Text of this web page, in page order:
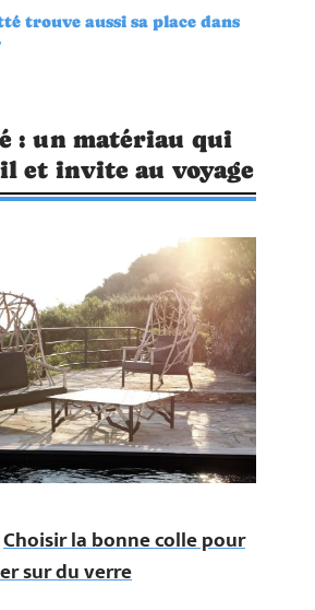
trouve aussi sa place dans
: un matériau qui
et invite au voyage
Choisir la bonne colle pour
sur du verre